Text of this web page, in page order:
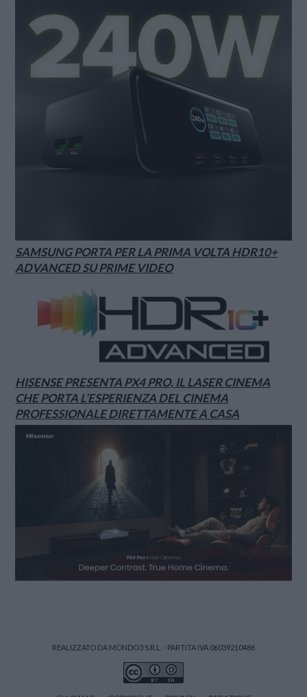
SAMSUNG PORTA PER LA PRIMA VOLTA HDR10+
ADVANCED SU PRIME VIDEO
HISENSE PRESENTA PX4 PRO, IL LASER CINEMA
CHE PORTA L’ESPERIENZA DEL CINEMA
PROFESSIONALE DIRETTAMENTE A CASA
REALIZZATO DA MONDO3 S.R.L. - PARTITA IVA 06039210486